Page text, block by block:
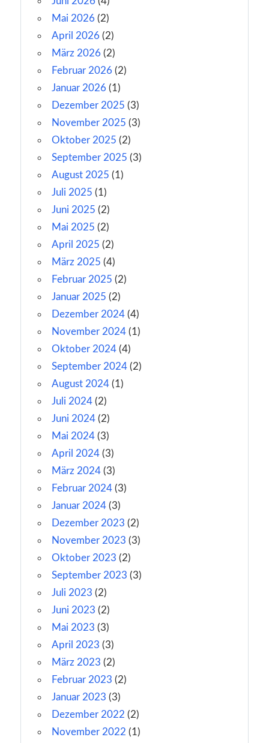
Mai 2026 (2)
April 2026 (2)
März 2026 (2)
Februar 2026 (2)
Januar 2026 (1)
Dezember 2025 (3)
November 2025 (3)
Oktober 2025 (2)
September 2025 (3)
August 2025 (1)
Juli 2025 (1)
Juni 2025 (2)
Mai 2025 (2)
April 2025 (2)
März 2025 (4)
Februar 2025 (2)
Januar 2025 (2)
Dezember 2024 (4)
November 2024 (1)
Oktober 2024 (4)
September 2024 (2)
August 2024 (1)
Juli 2024 (2)
Juni 2024 (2)
Mai 2024 (3)
April 2024 (3)
März 2024 (3)
Februar 2024 (3)
Januar 2024 (3)
Dezember 2023 (2)
November 2023 (3)
Oktober 2023 (2)
September 2023 (3)
Juli 2023 (2)
Juni 2023 (2)
Mai 2023 (3)
April 2023 (3)
März 2023 (2)
Februar 2023 (2)
Januar 2023 (3)
Dezember 2022 (2)
November 2022 (1)